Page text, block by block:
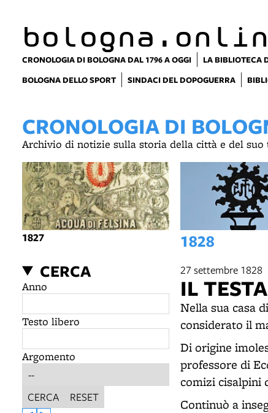
CRONOLOGIA DI BOLOGNA DAL 1796 A OGGI LA BIBLIOTECA
BOLOGNA DELLO SPORT
SINDACI DEL DOPOGUERRA
CRONOLOGIA DI
Archivio di notizie sulla storia della città e del
1827 1828
CERCA
Anno
Testo libero
Argomento
CERCA RESET
27 settembre 1828
IL
Nella sua casa
considerato il
Di origine
professore di
comizi cisalpini
Continuò a